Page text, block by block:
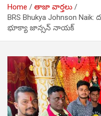
Home
తాజా వార్తలు
BRS Bhukya Johnson
భూక్యా జాన్సన్ నాయక్